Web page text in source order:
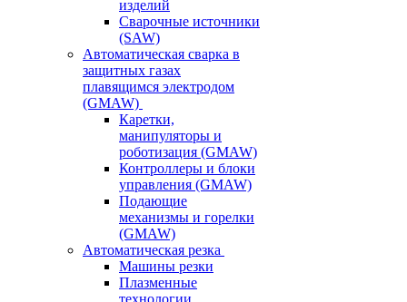
изделий
Сварочные источники
(SAW)
Автоматическая сварка в
защитных газах
плавящимся электродом
(GMAW)
Каретки,
манипуляторы и
роботизация (GMAW)
Контроллеры и блоки
управления (GMAW)
Подающие
механизмы и горелки
(GMAW)
Автоматическая резка
Машины резки
Плазменные
технологии